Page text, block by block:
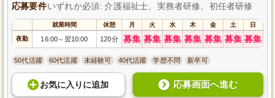
応募要件いずれか必須: 介護福祉士、実務者研修、初任者研修
就業時間 休憩 月 火 水 木 金 土 日
夜勤 16:00～ 翌10:00 120分 募集 募集 募集 募集 募集 募集 募集
50代活躍 60代活躍 未経験可 40代活躍 学歴不問 新卒可
お気に入り に追加 応募画面へ進む